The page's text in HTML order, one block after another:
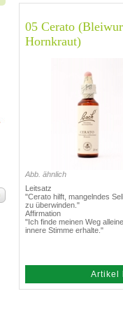
05 Cerato
Hornkraut)
Abb. ähnlich
Leitsatz
"Cerato hilft, mangelndes
zu überwinden."
Affirmation
"Ich finde meinen Weg
innere Stimme erhalte."
Artikel